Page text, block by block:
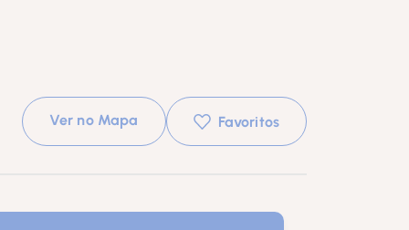
Ver no Mapa Favoritos